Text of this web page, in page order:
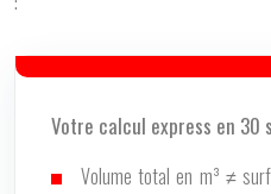
Votre calcul express en 30
Volume total en m³ ≠